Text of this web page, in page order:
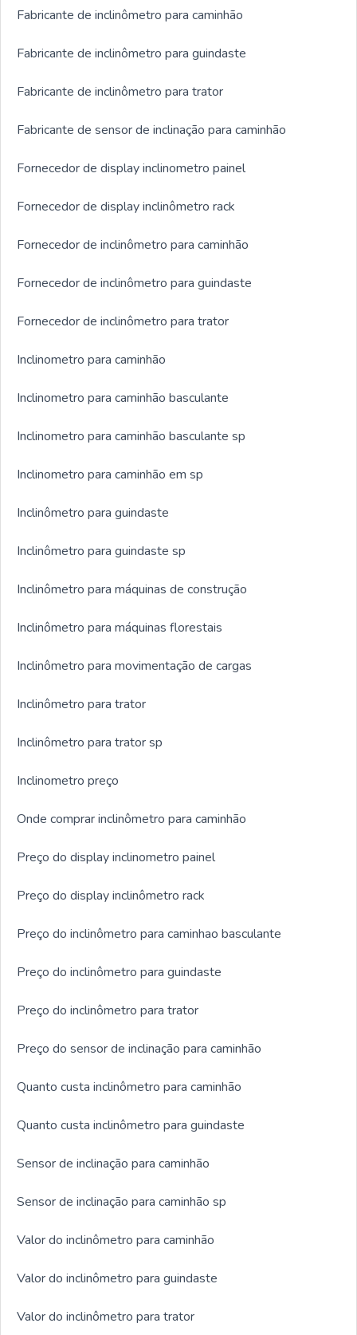
Fabricante de inclinômetro para caminhão
Fabricante de inclinômetro para guindaste
Fabricante de inclinômetro para trator
Fabricante de sensor de inclinação para caminhão
Fornecedor de display inclinometro painel
Fornecedor de display inclinômetro rack
Fornecedor de inclinômetro para caminhão
Fornecedor de inclinômetro para guindaste
Fornecedor de inclinômetro para trator
Inclinometro para caminhão
Inclinometro para caminhão basculante
Inclinometro para caminhão basculante sp
Inclinometro para caminhão em sp
Inclinômetro para guindaste
Inclinômetro para guindaste sp
Inclinômetro para máquinas de construção
Inclinômetro para máquinas florestais
Inclinômetro para movimentação de cargas
Inclinômetro para trator
Inclinômetro para trator sp
Inclinometro preço
Onde comprar inclinômetro para caminhão
Preço do display inclinometro painel
Preço do display inclinômetro rack
Preço do inclinômetro para caminhao basculante
Preço do inclinômetro para guindaste
Preço do inclinômetro para trator
Preço do sensor de inclinação para caminhão
Quanto custa inclinômetro para caminhão
Quanto custa inclinômetro para guindaste
Sensor de inclinação para caminhão
Sensor de inclinação para caminhão sp
Valor do inclinômetro para caminhão
Valor do inclinômetro para guindaste
Valor do inclinômetro para trator